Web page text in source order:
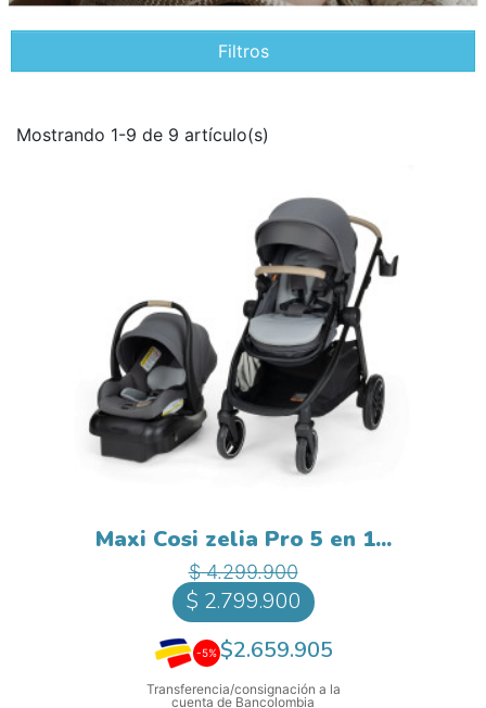
Filtros
Mostrando 1-9 de 9 artículo(s)
Maxi Cosi zelia Pro 5 en 1...
Precio base
$ 4.299.900Precio
$ 2.799.900
-5% $2.659.905
Transferencia/consignación a la
cuenta de Bancolombia